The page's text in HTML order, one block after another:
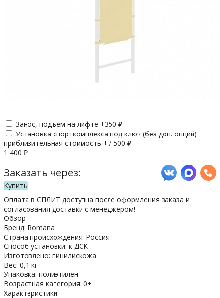
Занос, подъем на лифте +350 ₽
Установка спорткомплекса под ключ (без доп. опций)
приблизительная стоимость +7 500 ₽
1 400 ₽
Заказать через:
Купить
Оплата в СПЛИТ доступна после оформления заказа и
согласования доставки с менеджером!
Обзор
Бренд: Romana
Страна происхождения: Россия
Способ установки: к ДСК
Изготовлено: винилискожа
Вес: 0,1 кг
Упаковка: полиэтилен
Возрастная категория: 0+
Характеристики